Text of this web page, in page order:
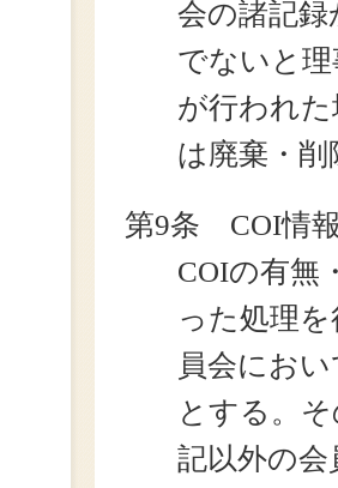
会の諸記
でないと
が行われ
は廃棄・
第9条 COI情
COIの有無
った処理
員会にお
とする。
記以外の